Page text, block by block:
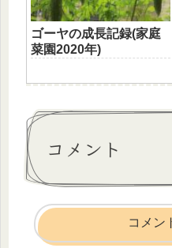
ゴーヤの成長記録(家庭
菜園2020年)
コメント
コメン